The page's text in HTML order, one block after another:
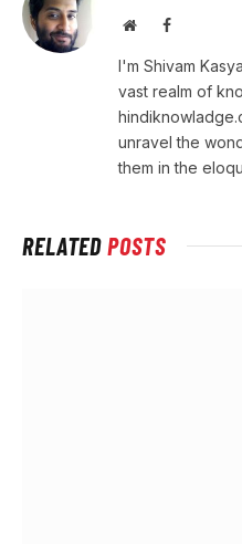
WebsiteFacebook
I'm Shivam
vast realm of
unravel the
them in the
RELATEDPOSTS